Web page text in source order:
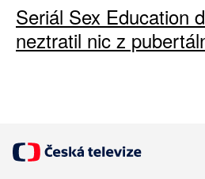
Seriál Sex Education
neztratil nic z